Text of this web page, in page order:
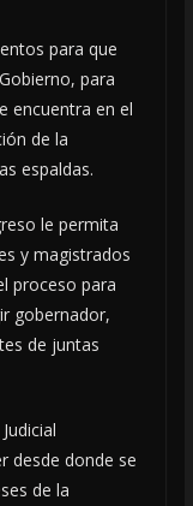
para que
para
encuentra en el
de la
espaldas.
le permita
y magistrados
proceso para
gobernador,
de juntas
desde donde se
de la